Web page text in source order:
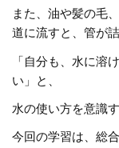
また、油や髪の毛
道に流すと、管が
「自分も、水に溶
い」と、
水の使い方を意識
今回の学習は、総